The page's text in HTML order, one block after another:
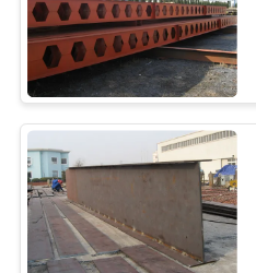
KEBIJAKAN
PRIVASI